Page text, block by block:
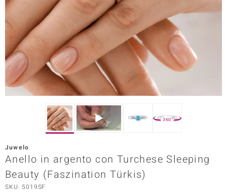
Designs
SELECTION
Paraíso
360°
Juwelo
Anello in argento con Turchese Sleeping
Beauty (Faszination Türkis)
SKU: 5019SF